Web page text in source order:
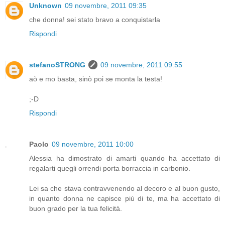
Unknown 09 novembre, 2011 09:35
che donna! sei stato bravo a conquistarla
Rispondi
stefanoSTRONG
09 novembre, 2011 09:55
aò e mo basta, sinò poi se monta la testa!
;-D
Rispondi
Paolo 09 novembre, 2011 10:00
Alessia ha dimostrato di amarti quando ha accettato di
regalarti quegli orrendi porta borraccia in carbonio.
Lei sa che stava contravvenendo al decoro e al buon gusto,
in quanto donna ne capisce più di te, ma ha accettato di
buon grado per la tua felicità.